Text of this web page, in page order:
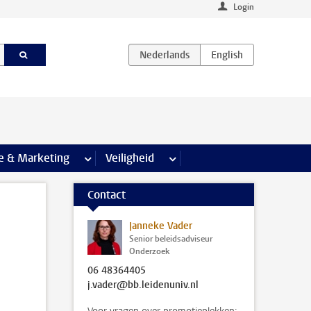
Login
& Marketing meer Communicatie & Marketing pagina’s
Veiligheid meer Veiligheid pagina’s
Contact
Janneke Vader
Senior beleidsadviseur
Onderzoek
06 48364405
j.vader@bb.leidenuniv.nl